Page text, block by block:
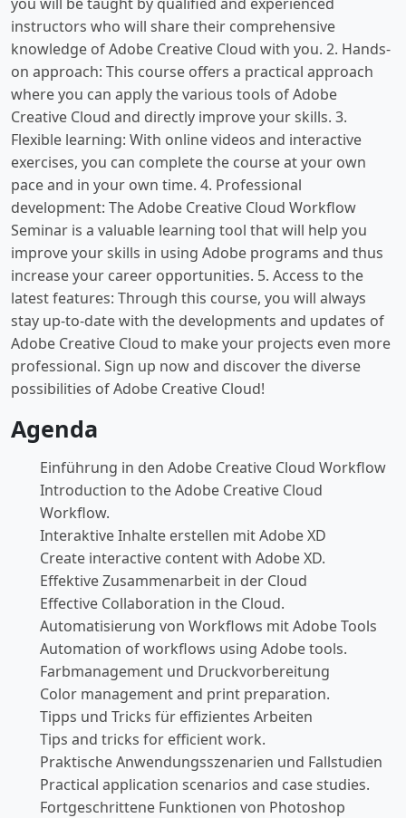
instructors who will share their comprehensive
knowledge of Adobe Creative Cloud with you. 2. Hands-
on approach: This course offers a practical approach
where you can apply the various tools of Adobe
Creative Cloud and directly improve your skills. 3.
Flexible learning: With online videos and interactive
exercises, you can complete the course at your own
pace and in your own time. 4. Professional
development: The Adobe Creative Cloud Workflow
Seminar is a valuable learning tool that will help you
improve your skills in using Adobe programs and thus
increase your career opportunities. 5. Access to the
latest features: Through this course, you will always
stay up-to-date with the developments and updates of
Adobe Creative Cloud to make your projects even more
professional. Sign up now and discover the diverse
possibilities of Adobe Creative Cloud!
Agenda
Einführung in den Adobe Creative Cloud Workflow
Introduction to the Adobe Creative Cloud
Workflow.
Interaktive Inhalte erstellen mit Adobe XD
Create interactive content with Adobe XD.
Effektive Zusammenarbeit in der Cloud
Effective Collaboration in the Cloud.
Automatisierung von Workflows mit Adobe Tools
Automation of workflows using Adobe tools.
Farbmanagement und Druckvorbereitung
Color management and print preparation.
Tipps und Tricks für effizientes Arbeiten
Tips and tricks for efficient work.
Praktische Anwendungsszenarien und Fallstudien
Practical application scenarios and case studies.
Fortgeschrittene Funktionen von Photoshop